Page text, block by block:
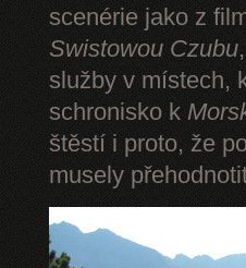
scenérie jako z
Swistowou Czubu
služby v místech,
schronisko k
štěstí i proto, že
musely